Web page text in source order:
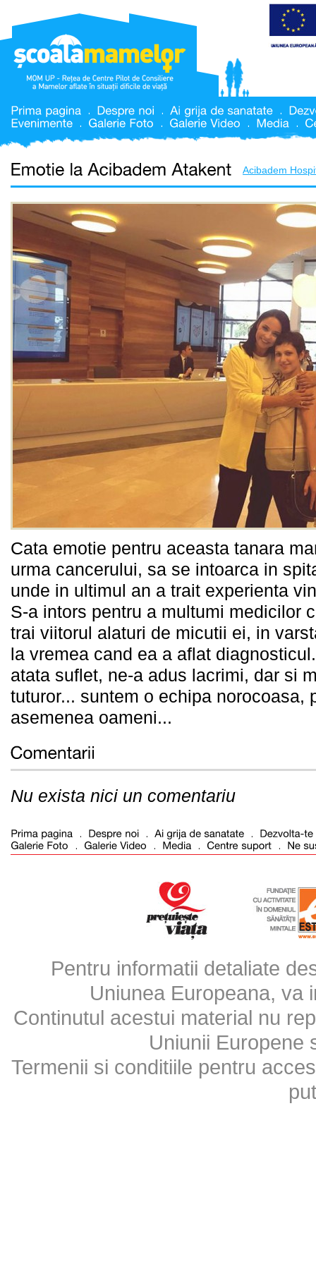
Acibadem
Cata emotie pentru aceasta tanara
urma cancerului, sa se intoarca in
unde in ultimul an a trait experienta
S-a intors pentru a multumi medicilor
trai viitorul alaturi de micutii ei, in
la vremea cand ea a aflat
atata suflet, ne-a adus lacrimi, dar si
tuturor... suntem o echipa norocoasa,
asemenea oameni...
Nu exista nici un comentariu
Pentru informatii detaliate
Uniunea Europeana, va
Continutul acestui material nu
Uniunii Europene
Termenii si conditiile pentru